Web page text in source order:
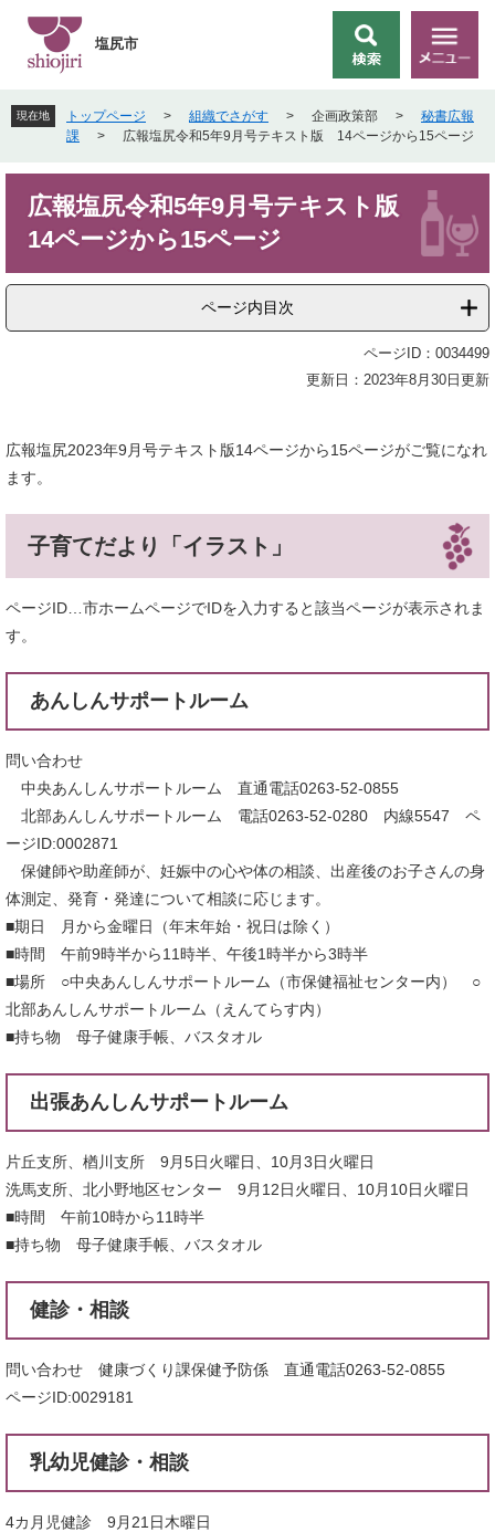
先
頭
す
を
飛
し
索
メ
ニ
ー
塩尻市
現在地 トップページ > 組織でさがす > 企画政策部 >
秘書広報
課
> 広報塩尻令和5年9月号テキスト版 14ページから15ページ
広報塩尻令和5年9月号テキスト版
14ページから15ページ
ページ内目次
ページID：0034499
更新日：2023年8月30日更新
広報塩尻2023年9月号テキスト版14ページから15ページがご覧になれ
ます。
子育てだより「イラスト」
ページID…市ホームページでIDを入力すると該当ページが表示されま
す。
あんしんサポートルーム
問い合わせ
中央あんしんサポートルーム 直通電話0263-52-0855
北部あんしんサポートルーム 電話0263-52-0280 内線5547 ペ
ージID:0002871
保健師や助産師が、妊娠中の心や体の相談、出産後のお子さんの身
体測定、発育・発達について相談に応じます。
■期日 月から金曜日（年末年始・祝日は除く）
■時間 午前9時半から11時半、午後1時半から3時半
■場所 ○中央あんしんサポートルーム（市保健福祉センター内） ○
北部あんしんサポートルーム（えんてらす内）
■持ち物 母子健康手帳、バスタオル
出張あんしんサポートルーム
片丘支所、楢川支所 9月5日火曜日、10月3日火曜日
洗馬支所、北小野地区センター 9月12日火曜日、10月10日火曜日
■時間 午前10時から11時半
■持ち物 母子健康手帳、バスタオル
健診・相談
問い合わせ 健康づくり課保健予防係 直通電話0263-52-0855
ページID:0029181
乳幼児健診・相談
4カ月児健診 9月21日木曜日